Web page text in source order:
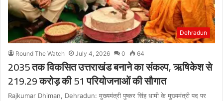
Dehradun
Round The Watch July 4, 2026 0 64
2035 तक विकसित उत्तराखंड बनाने का संकल्प, ऋषिकेश से
219.29 करोड़ की 51 परियोजनाओं की सौगात
Rajkumar Dhiman, Dehradun: मुख्यमंत्री पुष्कर सिंह धामी के मुख्यमंत्री पद पर